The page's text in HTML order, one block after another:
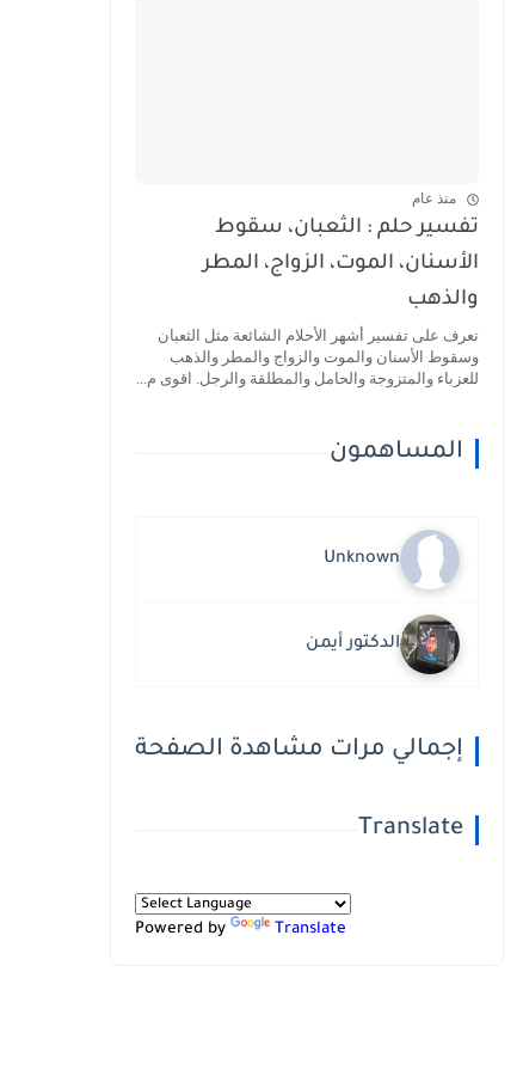
منذ عام
تفسير حلم : الثعبان، سقوط
الأسنان، الموت، الزواج، المطر
والذهب
تعرف على تفسير أشهر الأحلام الشائعة مثل الثعبان
وسقوط الأسنان والموت والزواج والمطر والذهب
للعزباء والمتزوجة والحامل والمطلقة والرجل. اقوى م...
المساهمون
Unknown
الدكتور أيمن
إجمالي مرات مشاهدة الصفحة
Translate
Powered by Translate